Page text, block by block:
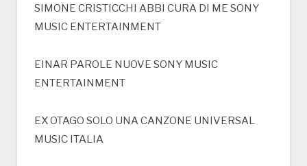
SIMONE CRISTICCHI ABBI CURA DI ME SONY
MUSIC ENTERTAINMENT
EINAR PAROLE NUOVE SONY MUSIC
ENTERTAINMENT
EX OTAGO SOLO UNA CANZONE UNIVERSAL
MUSIC ITALIA